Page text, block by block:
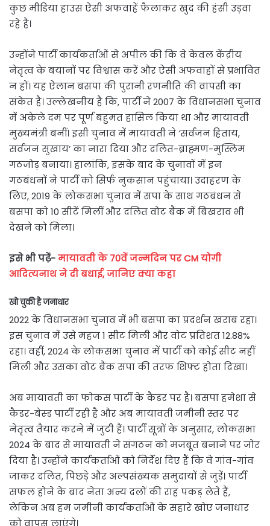
कुछ मीडिया हाउस ऐसी अफवाहें फैलाकर खुद की हंसी उड़वा
रहे हैं।
उन्होंने पार्टी कार्यकर्ताओं से अपील की कि वे केवल केंद्रीय
नेतृत्व के बयानों पर विश्वास करें और ऐसी अफवाहों से प्रभावित
न हों। यह ऐलान बसपा की पुरानी रणनीति की वापसी का
संकेत है। उल्लेखनीय है कि, पार्टी ने 2007 के विधानसभा चुनाव
में अकेले दम पर पूर्ण बहुमत हासिल किया था और मायावती
मुख्यमंत्री बनीं। इसी चुनाव में मायावती ने ‘सर्वजन हिताय,
सर्वजन सुखाय’ का नारा दिया और दलित-ब्राह्मण-मुस्लिम
गठजोड़ बनाया। हालांकि, इसके बाद के चुनावों में इन
गठबंधनों ने पार्टी को सिर्फ नुकसान पहुंचाया। उदाहरण के
लिए, 2019 के लोकसभा चुनाव में सपा के साथ गठबंधन से
बसपा को 10 सीटें मिलीं और दलित वोट बैंक में बिखराव भी
देखने को मिला।
इसे भी पढ़ें-मायावती के 70वें जन्मदिन पर CM योगी
आदित्यनाथ ने दी बधाई, जानिए क्या कहा
खो चुकी है जनाधार
2022 के विधानसभा चुनाव में भी बसपा का प्रदर्शन खराब रहा।
इस चुनाव में उसे महज 1 सीट मिली और वोट प्रतिशत 12.88%
रहा। वहीं, 2024 के लोकसभा चुनाव में पार्टी को कोई सीट नहीं
मिली और उसका वोट बैंक सपा की तरफ शिफ्ट होता दिखा।
अब मायावती का फोकस पार्टी के कैडर पर है। बसपा हमेशा से
कैडर-बेस्ड पार्टी रही है और अब मायावती जमीनी स्तर पर
नेतृत्व तैयार करने में जुटी हैं। पार्टी सूत्रों के अनुसार, लोकसभा
2024 के बाद से मायावती ने संगठन को मजबूत बनाने पर जोर
दिया है। उन्होंने कार्यकर्ताओं को निर्देश दिए हैं कि वे गांव-गांव
जाकर दलित, पिछड़े और अल्पसंख्यक समुदायों से जुड़ें। पार्टी
सफल होने के बाद नेता अन्य दलों की राह पकड़ लेते हैं,
लेकिन अब हम जमीनी कार्यकर्ताओं के सहारे खोए जनाधार
को वापस लाएंगे।